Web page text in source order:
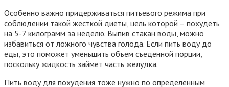
Особенно важно придерживаться питьевого режима при
соблюдении такой жесткой диеты, цель которой – похудеть
на 5-7 килограмм за неделю. Выпив стакан воды, можно
избавиться от ложного чувства голода. Если пить воду до
еды, это поможет уменьшить объем съеденной порции,
поскольку жидкость займет часть желудка.
Пить воду для похудения тоже нужно по определенным